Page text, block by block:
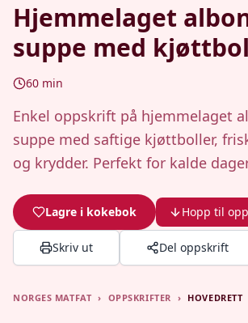
Hjemmelaget
suppe med
60 min
Enkel oppskrift på hjemmelaget
suppe med saftige kjøttboller,
og krydder. Perfekt for kalde
Lagre i kokebok Hopp til
Skriv ut Del oppskrift
NORGES MATFAT › OPPSKRIFTER › HOVEDRETT